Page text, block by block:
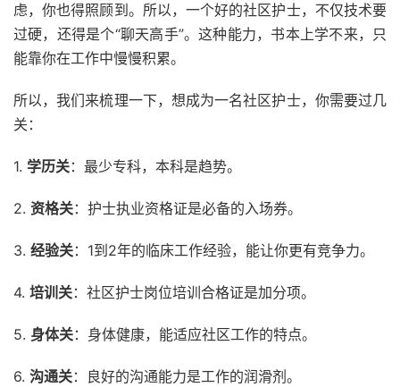
虑，你也得照顾到。所以，一个好的社区护士，不仅技术要
过硬，还得是个“聊天高手”。这种能力，书本上学不来，只
能靠你在工作中慢慢积累。
所以，我们来梳理一下，想成为一名社区护士，你需要过几
关：
1. 学历关：最少专科，本科是趋势。
2. 资格关：护士执业资格证是必备的入场券。
3. 经验关：1到2年的临床工作经验，能让你更有竞争力。
4. 培训关：社区护士岗位培训合格证是加分项。
5. 身体关：身体健康，能适应社区工作的特点。
6. 沟通关：良好的沟通能力是工作的润滑剂。